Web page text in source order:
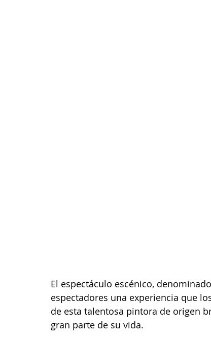
El espectáculo escénico,
espectadores una experiencia que
de esta talentosa pintora de origen
gran parte de su vida.